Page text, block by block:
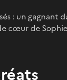
: un gagnant
cœur de